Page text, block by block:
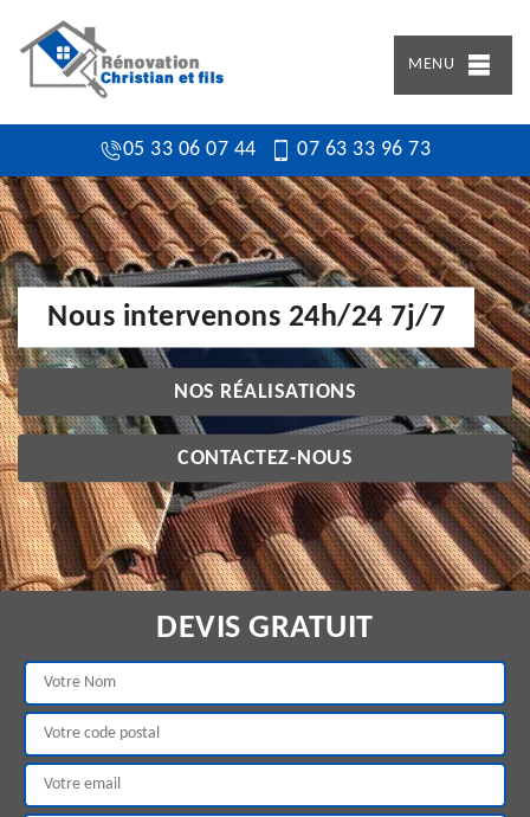
MENU
05 33 06 07 44 07 63 33 96 73
Nous intervenons 24h/24 7j/7
NOS RÉALISATIONS
CONTACTEZ-NOUS
DEVIS GRATUIT